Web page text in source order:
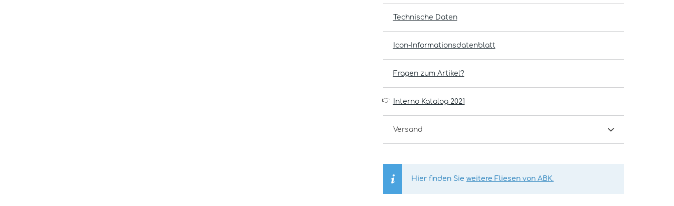
Technische Daten
Icon-Informationsdatenblatt
Fragen zum Artikel?
👉 Interno Katalog 2021
Versand
Hier finden Sie weitere Fliesen von ABK.